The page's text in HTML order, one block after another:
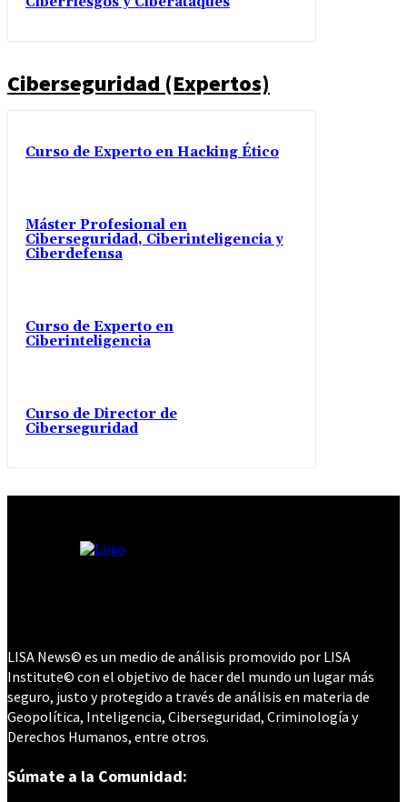
Ciberseguridad (Expertos)
Curso de Experto en Hacking Ético
Máster Profesional en
Ciberseguridad, Ciberinteligencia y
Ciberdefensa
Curso de Experto en
Ciberinteligencia
Curso de Director de
Ciberseguridad
LISA News© es un medio de análisis promovido por LISA
Institute© con el objetivo de hacer del mundo un lugar más
seguro, justo y protegido a través de análisis en materia de
Geopolítica, Inteligencia, Ciberseguridad, Criminología y
Derechos Humanos, entre otros.
Súmate a la Comunidad: